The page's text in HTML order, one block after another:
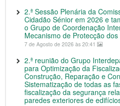
2.ª Sessão Plenária da
Cidadão Sénior em 2026 e
o Grupo de Coordenação
Mecanismo de Protecção
7 de Agosto de 2026 às 20:41
2.ª reunião do Grupo
para Optimização da
Construção, Reparação e
Sistematização de todas as
fiscalização da segurança
paredes exteriores de